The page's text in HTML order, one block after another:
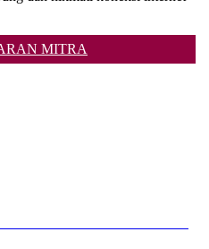
MITRA